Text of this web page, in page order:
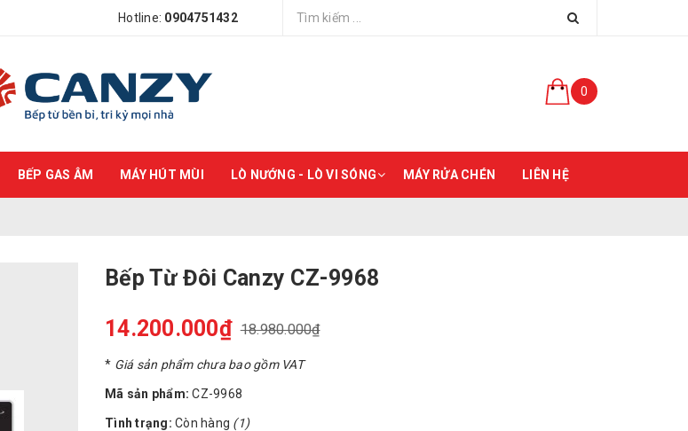
Hotline: 0904751432
0
BẾP GAS ÂM MÁY HÚT MÙI LÒ NƯỚNG - LÒ VI SÓNG MÁY RỬA CHÉN LIÊN HỆ
Bếp Từ Đôi Canzy CZ-9968
14.200.000₫ 18.980.000₫
* Giá sản phẩm chưa bao gồm VAT
Mã sản phẩm:CZ-9968
Tình trạng: Còn hàng (1)